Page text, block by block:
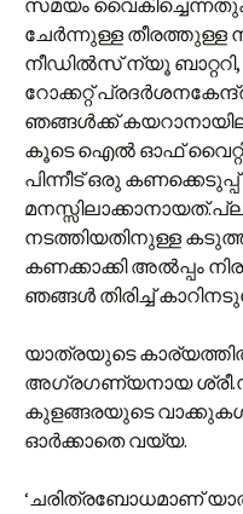
സമയം
ചേര്‍ന്നുള്ള തീരത്തുള്ള‍
നീഡില്‍‌സ് ന്യൂ ബാറ്ററി,
റോക്കറ്റ്
ഞങ്ങള്‍ക്ക്
കൂടെ ഐല്‍ ഓഫ്
പിന്നീട് ഒരു
നടത്തിയതിനുള്ള കടുത്ത
കണക്കാക്കി അല്‍പ്പം
ഞങ്ങള്‍ തിരിച്ച്
യാത്രയുടെ
അഗ്രഗണ്യനായ
കുളങ്ങരയുടെ
ഓര്‍ക്കാതെ വയ്യ.
‘ചരിത്രബോധമാണ്